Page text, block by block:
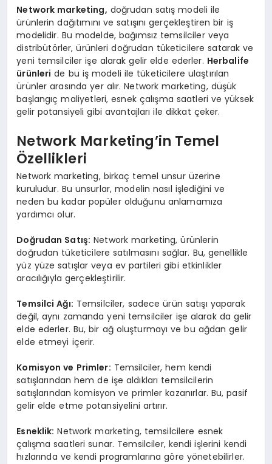
SPOR
YAŞAM
DIĞER
Network marketing, doğrudan satış modeli ile
ürünlerin dağıtımını ve satışını gerçekleştiren bir iş
modelidir. Bu modelde, bağımsız temsilciler veya
distribütörler, ürünleri doğrudan tüketicilere satarak ve
yeni temsilciler işe alarak gelir elde ederler. Herbalife
ürünleri de bu iş modeli ile tüketicilere ulaştırılan
ürünler arasında yer alır. Network marketing, düşük
başlangıç maliyetleri, esnek çalışma saatleri ve yüksek
gelir potansiyeli gibi avantajları ile dikkat çeker.
Network Marketing’in Temel
Özellikleri
Network marketing, birkaç temel unsur üzerine
kuruludur. Bu unsurlar, modelin nasıl işlediğini ve
neden bu kadar popüler olduğunu anlamamıza
yardımcı olur.
Doğrudan Satış: Network marketing, ürünlerin
doğrudan tüketicilere satılmasını sağlar. Bu, genellikle
yüz yüze satışlar veya ev partileri gibi etkinlikler
aracılığıyla gerçekleştirilir.
Temsilci Ağı: Temsilciler, sadece ürün satışı yaparak
değil, aynı zamanda yeni temsilciler işe alarak da gelir
elde ederler. Bu, bir ağ oluşturmayı ve bu ağdan gelir
elde etmeyi içerir.
Komisyon ve Primler: Temsilciler, hem kendi
satışlarından hem de işe aldıkları temsilcilerin
satışlarından komisyon ve primler kazanırlar. Bu, pasif
gelir elde etme potansiyelini artırır.
Esneklik: Network marketing, temsilcilere esnek
çalışma saatleri sunar. Temsilciler, kendi işlerini kendi
hızlarında ve kendi programlarına göre yönetebilirler.